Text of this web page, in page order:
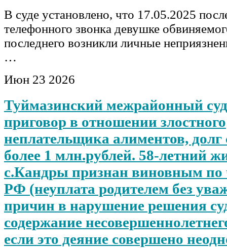
В суде установлено, что 17.05.2025
телефонного звонка девушке
последнего возникли личные
…
Июн 23 2026
Туймазинский межрайонный
приговор в отношении злостного
неплательщика алиментов, долг
более 1 млн.рублей. 58-летний
с.Кандры признан виновным по
РФ (неуплата родителем без
причин в нарушение решения
содержание
если это деяние совершено